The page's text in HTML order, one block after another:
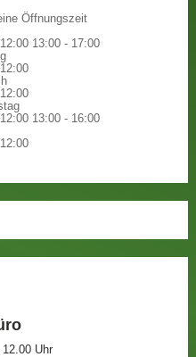
Öffnungszeit
13:00 - 17:00
13:00 - 16:00
Uhr